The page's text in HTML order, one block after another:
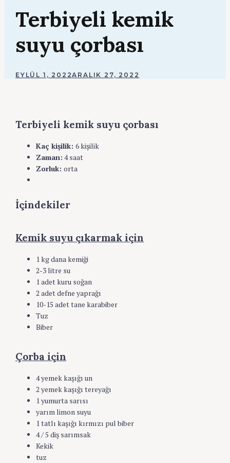
Terbiyeli kemik
suyu çorbası
BY
EYLÜL 1, 2022ARALIK 27, 2022
Terbiyeli kemik suyu çorbası
Kaç kişilik: 6 kişilik
Zaman: 4 saat
Zorluk: orta
İçindekiler
Kemik suyu çıkarmak için
1 kg dana kemiği
2-3 litre su
1 adet kuru soğan
2 adet defne yaprağı
10-15 adet tane karabiber
Tuz
Biber
Çorba için
4 yemek kaşığı un
2 yemek kaşığı tereyağı
1 yumurta sarısı
yarım limon suyu
1 tatlı kaşığı kırmızı pul biber
4 / 5 diş sarımsak
Kekik
tuz